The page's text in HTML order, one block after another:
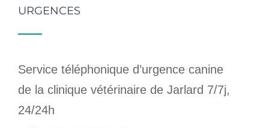
URGENCES
Service téléphonique d’urgence canine
de la clinique vétérinaire de Jarlard 7/7j,
24/24h